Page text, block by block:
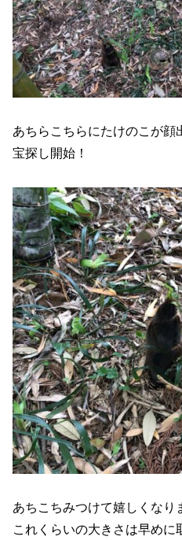
あちらこちらにたけのこが顔
宝探し開始！
あちこちみつけて嬉しくなり
これくらいの大きさは早めに